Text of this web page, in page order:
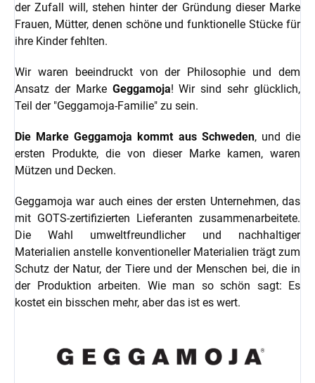
der Zufall will, stehen hinter der Gründung dieser Marke
Frauen, Mütter, denen schöne und funktionelle Stücke für
ihre Kinder fehlten.
Wir waren beeindruckt von der Philosophie und dem
Ansatz der Marke Geggamoja! Wir sind sehr glücklich,
Teil der "Geggamoja-Familie" zu sein.
Die Marke Geggamoja kommt aus Schweden, und die
ersten Produkte, die von dieser Marke kamen, waren
Mützen und Decken.
Geggamoja war auch eines der ersten Unternehmen, das
mit GOTS-zertifizierten Lieferanten zusammenarbeitete.
Die Wahl umweltfreundlicher und nachhaltiger
Materialien anstelle konventioneller Materialien trägt zum
Schutz der Natur, der Tiere und der Menschen bei, die in
der Produktion arbeiten. Wie man so schön sagt: Es
kostet ein bisschen mehr, aber das ist es wert.